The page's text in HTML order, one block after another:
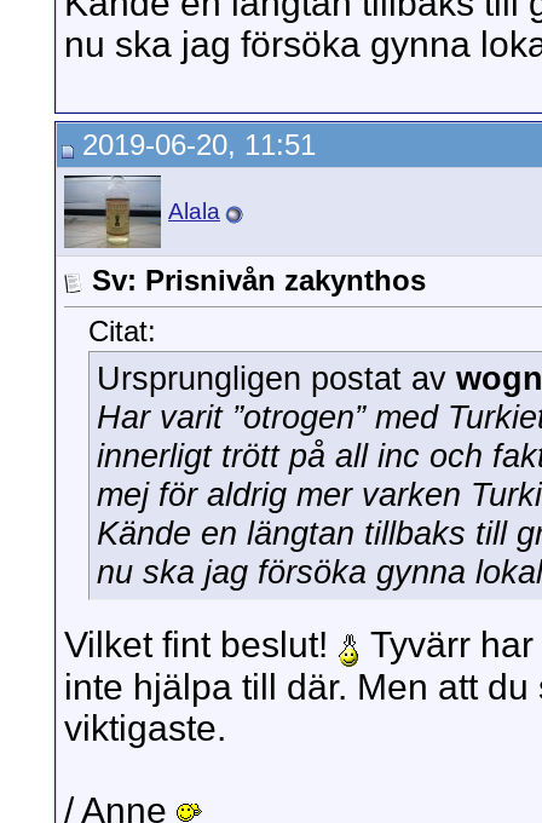
nu ska jag försöka gynna
2019-06-20, 11:51
Alala
Sv: Prisnivån zakynthos
Citat:
Ursprungligen postat av
Har varit ”otrogen” med
innerligt trött på all inc och
mej för aldrig mer varken
Kände en längtan tillbaks till
nu ska jag försöka gynna
Vilket fint beslut!
Tyvärr
inte hjälpa till där. Men att
viktigaste.
/ Anne